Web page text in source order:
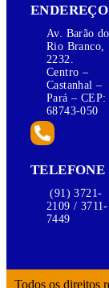
ENDEREÇO
Av. Barão do
Rio Branco,
2232.
Centro –
Castanhal –
Pará – CEP:
68743-050
TELEFONE
(91) 3721-
2109 / 3711-
7449
Todos os direitos